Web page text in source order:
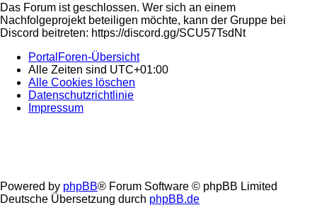
Das Forum ist geschlossen. Wer sich an einem
Nachfolgeprojekt beteiligen möchte, kann der Gruppe bei
Discord beitreten: https://discord.gg/SCU57TsdNt
Portal Foren-Übersicht
Alle Zeiten sind UTC+01:00
Alle Cookies löschen
Datenschutzrichtlinie
Impressum
Powered by phpBB® Forum Software © phpBB Limited
Deutsche Übersetzung durch phpBB.de